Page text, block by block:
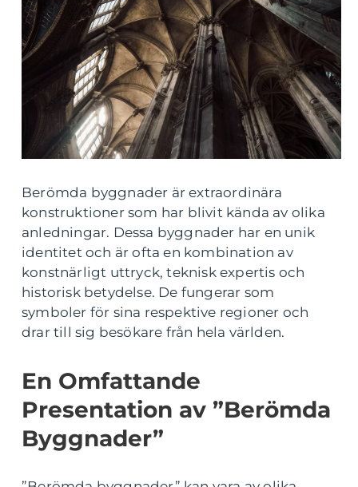
Berömda byggnader är extraordinära
konstruktioner som har blivit kända av olika
anledningar. Dessa byggnader har en unik
identitet och är ofta en kombination av
konstnärligt uttryck, teknisk expertis och
historisk betydelse. De fungerar som
symboler för sina respektive regioner och
drar till sig besökare från hela världen.
En Omfattande
Presentation av ”Berömda
Byggnader”